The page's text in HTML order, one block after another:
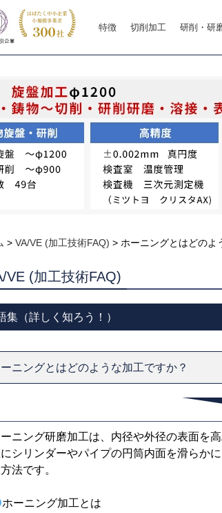
特徴 切削加工 研削・研
> VA/VE (加工技術FAQ) > ホーニングとはどのよ
VE (加工技術FAQ)
集（詳しく知ろう！）
ニングとはどのような加工ですか？
ニング研磨加工は、内径や外径の表面を
シリンダーやパイプの円筒内面を滑らか
法です。
ホーニング加工とは